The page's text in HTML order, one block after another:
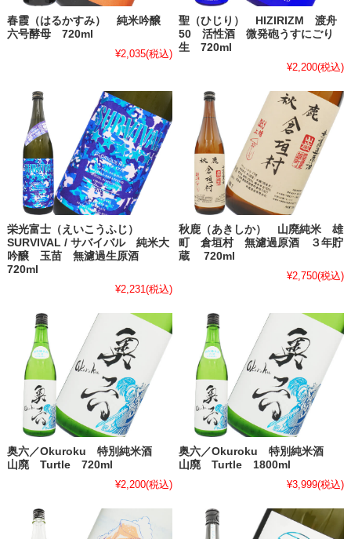
春霞（はるかすみ） 純米吟醸
六号酵母 720ml
¥2,035(税込)
聖（ひじり） HIZIRIZM 渡舟
50 活性酒 微発砲うすにごり
生 720ml
¥2,200(税込)
栄光富士（えいこうふじ）
SURVIVAL / サバイバル 純米大
吟醸 玉苗 無濾過生原酒
720ml
¥2,231 (税込)
秋鹿（あきしか） 山廃純米 雄
町 倉垣村 無濾過原酒 ３年貯
蔵 720ml
¥2,750(税込)
奥六／Okuroku 特別純米酒
山廃 Turtle 720ml
¥2,200(税込)
奥六／Okuroku 特別純米酒
山廃 Turtle 1800ml
¥3,999(税込)